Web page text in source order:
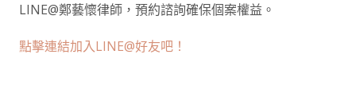
LINE@鄭藝懷律師，預約諮詢確保個案權益。
點擊連結加入LINE@好友吧！